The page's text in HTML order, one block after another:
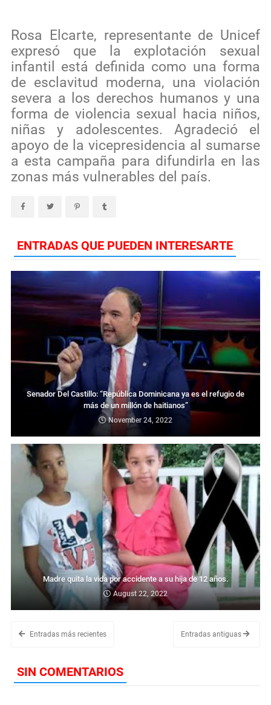
Rosa Elcarte, representante de Unicef
expresó que la explotación sexual
infantil está definida como una forma
de esclavitud moderna, una violación
severa a los derechos humanos y una
forma de violencia sexual hacia niños,
niñas y adolescentes. Agradeció el
apoyo de la vicepresidencia al sumarse
a esta campaña para difundirla en las
zonas más vulnerables del país.
ENTRADAS QUE PUEDEN INTERESARTE
Senador Del Castillo: “República Dominicana ya es el refugio de
más de un millón de haitianos”
November 24, 2022
Madre quita la vida por accidente a su hija de 12 años.
August 22, 2022
Entradas más recientes Entradas antiguas
SIN COMENTARIOS